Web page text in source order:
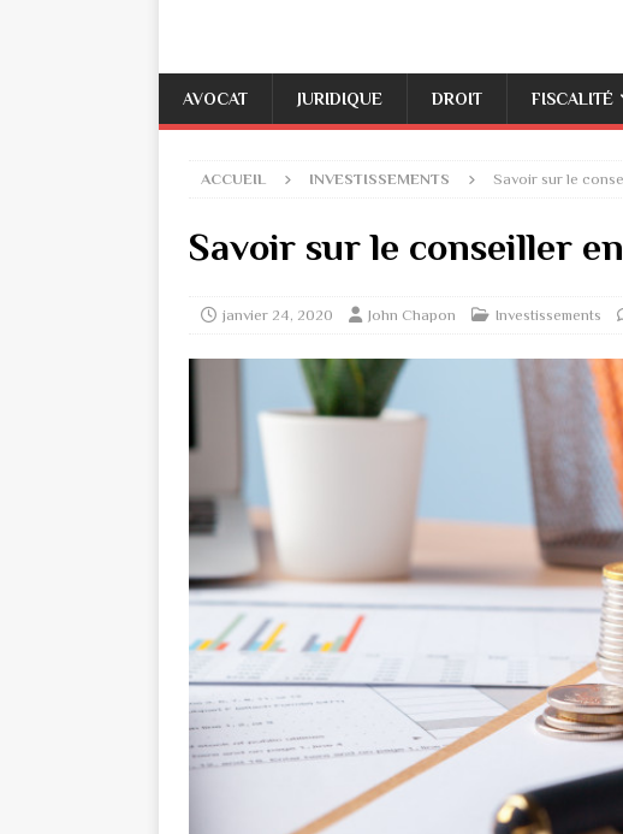
AVOCAT JURIDIQUE DROIT FISCALITÉ
ACCUEIL INVESTISSEMENTS Savoir sur le
Savoir sur le conseiller
janvier 24, 2020 John Chapon Investissements